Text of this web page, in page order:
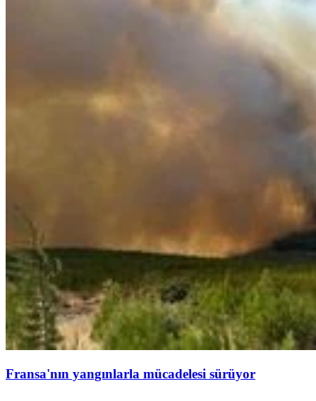
Fransa'nın yangınlarla mücadelesi sürüyor